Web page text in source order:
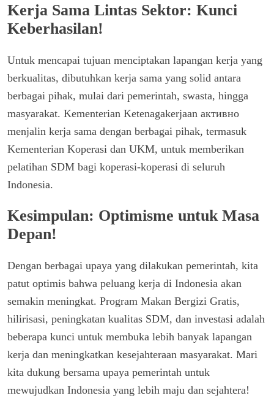
Kerja Sama Lintas Sektor: Kunci
Keberhasilan!
Untuk mencapai tujuan menciptakan lapangan kerja yang
berkualitas, dibutuhkan kerja sama yang solid antara
berbagai pihak, mulai dari pemerintah, swasta, hingga
masyarakat. Kementerian Ketenagakerjaan активно
menjalin kerja sama dengan berbagai pihak, termasuk
Kementerian Koperasi dan UKM, untuk memberikan
pelatihan SDM bagi koperasi-koperasi di seluruh
Indonesia.
Kesimpulan: Optimisme untuk Masa
Depan!
Dengan berbagai upaya yang dilakukan pemerintah, kita
patut optimis bahwa peluang kerja di Indonesia akan
semakin meningkat. Program Makan Bergizi Gratis,
hilirisasi, peningkatan kualitas SDM, dan investasi adalah
beberapa kunci untuk membuka lebih banyak lapangan
kerja dan meningkatkan kesejahteraan masyarakat. Mari
kita dukung bersama upaya pemerintah untuk
mewujudkan Indonesia yang lebih maju dan sejahtera!